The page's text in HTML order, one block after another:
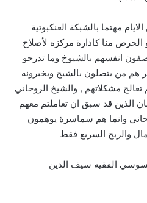
مهتما بالشبكة العنكبوتية
منا كادارة مركزه لأصلاح
انفسهم بالشيوخ وما تدرجو
هم من يتصلون بالشيخ ويخبرونه
مشكلاتهم , والشيخ الروحاني
الذين قد سبق ان تعاملتم معهم
وانما هم سماسرة يوهمون
والربح السريع فقط
الفقيه سيف الدين